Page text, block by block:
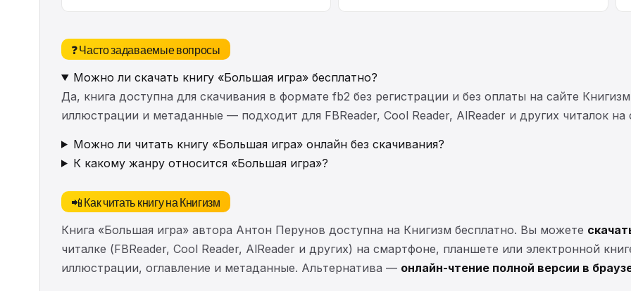
❓ Часто задаваемые вопросы
Можно ли скачать книгу «Большая игра» бесплатно?
Да, книга доступна для скачивания в формате fb2 без регистрации и без оплаты на сайте
иллюстрации и метаданные — подходит для FBReader, Cool Reader, AlReader и других читалок
Можно ли читать книгу «Большая игра» онлайн без скачивания?
К какому жанру относится «Большая игра»?
📲 Как читать книгу на Книгизм
Книга «Большая игра» автора Антон Перунов доступна на Книгизм бесплатно. Вы можете
читалке (FBReader, Cool Reader, AlReader и других) на смартфоне, планшете или электронной
иллюстрации, оглавление и метаданные. Альтернатива — онлайн-чтение полной версии в